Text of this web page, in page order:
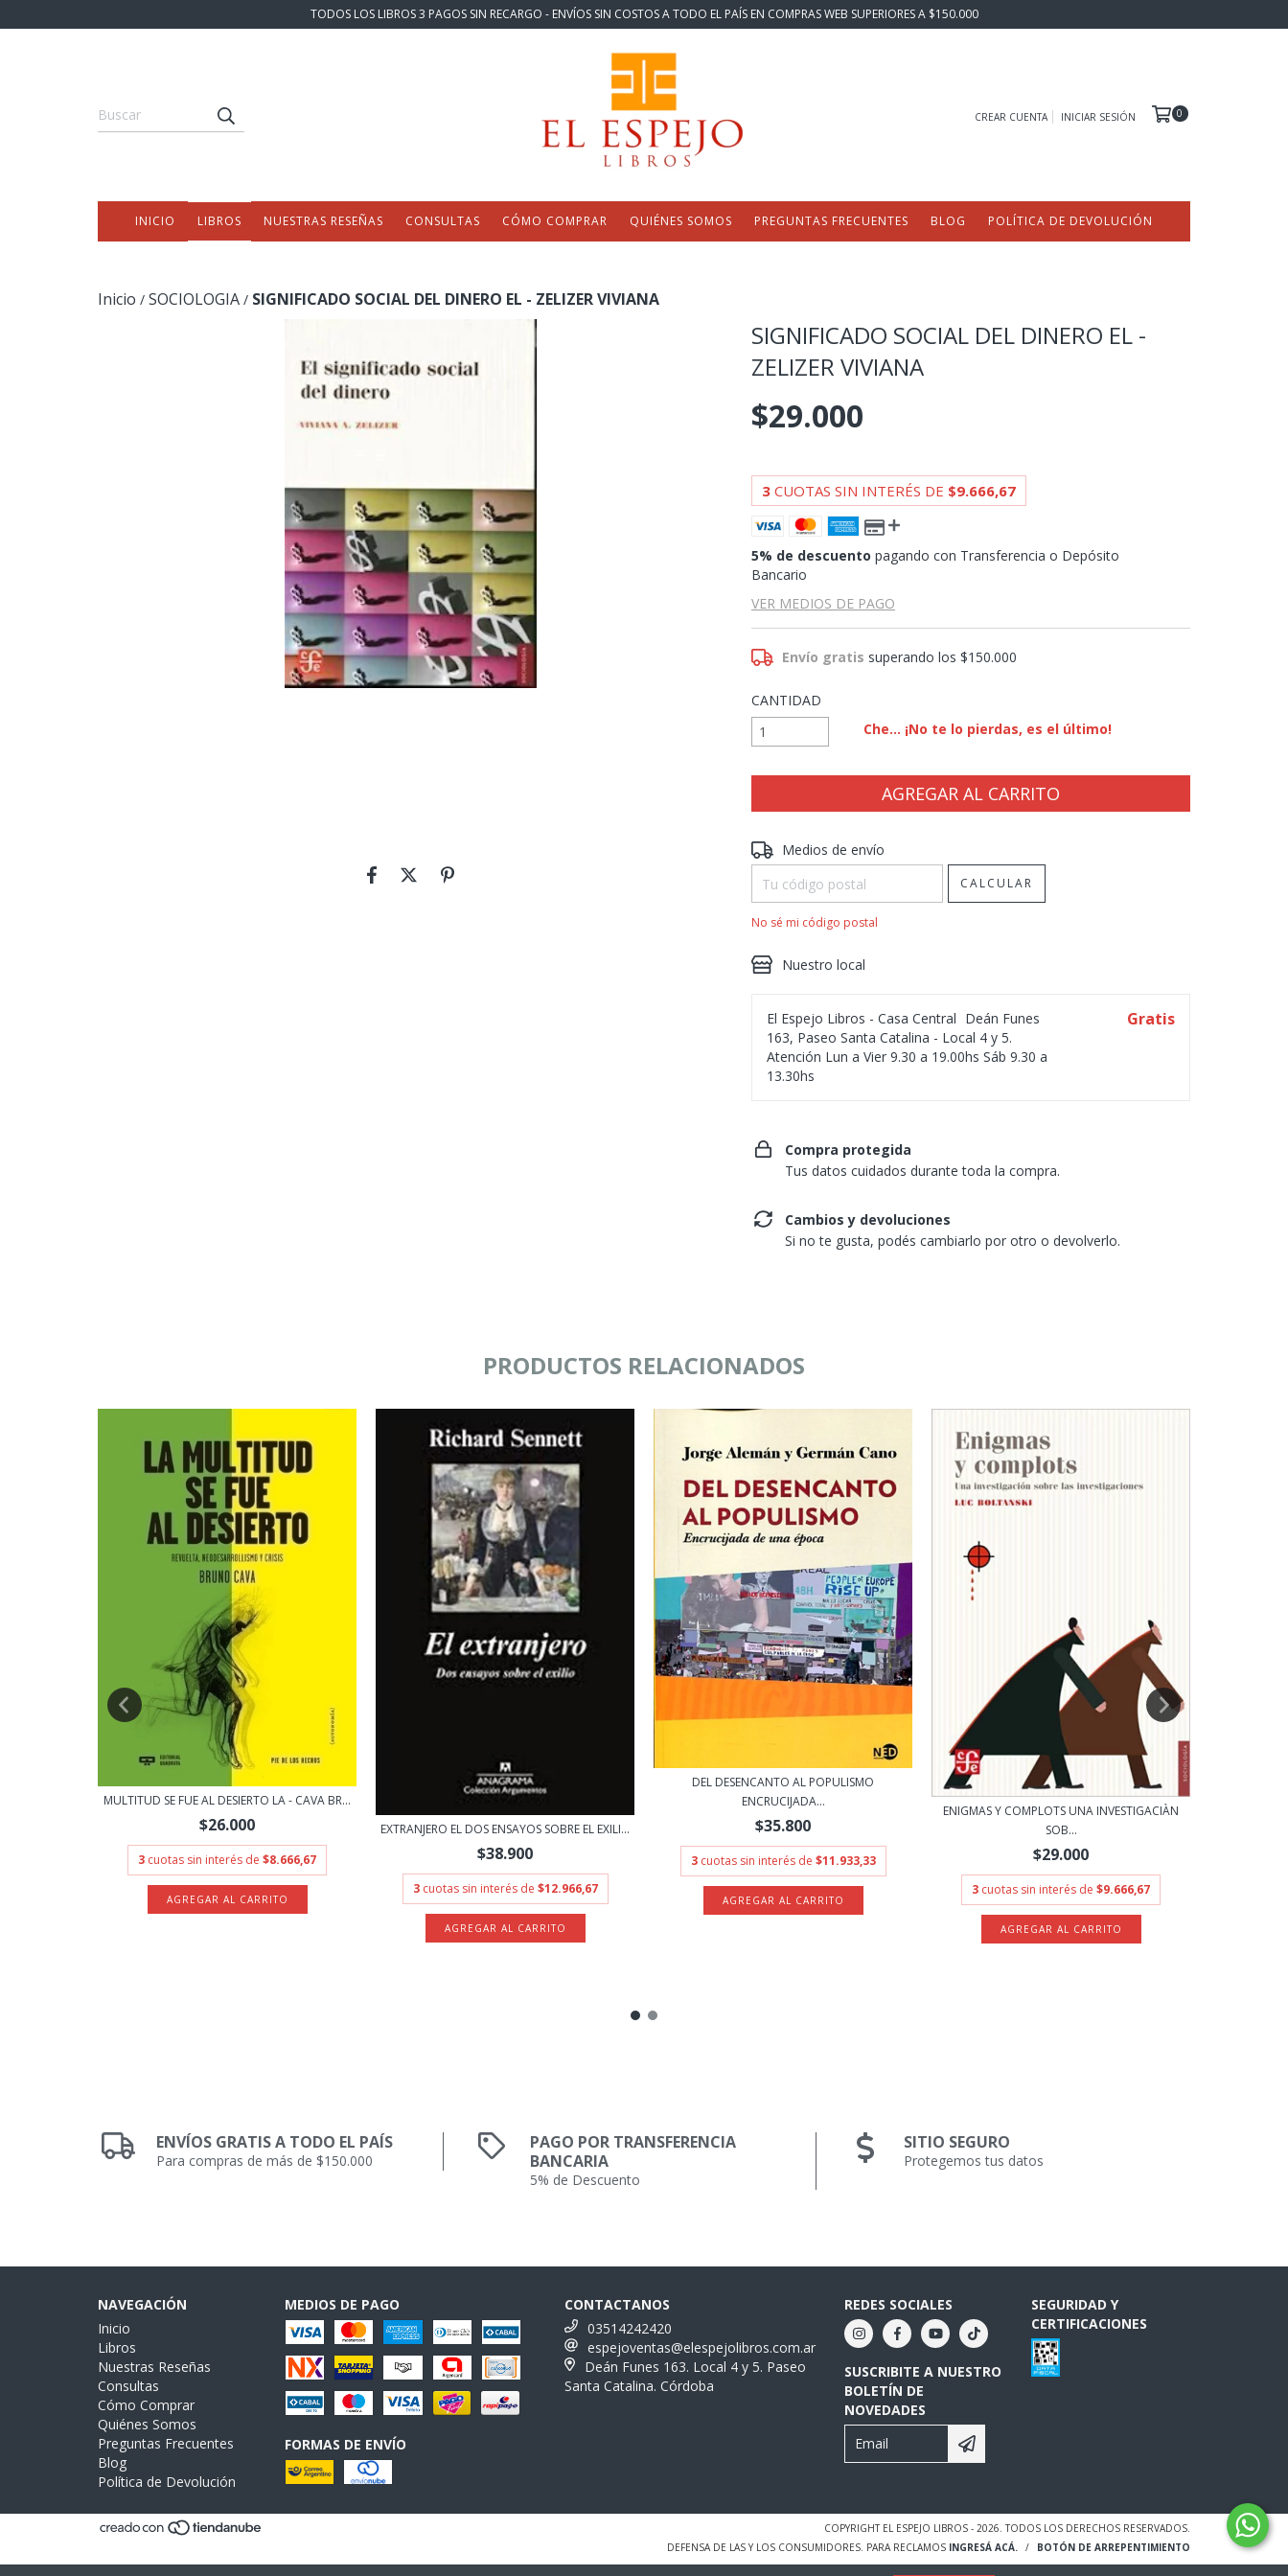
TODOS LOS LIBROS 3 PAGOS SIN RECARGO - ENVÍOS SIN COSTOS A TODO EL PAÍS EN COMPRAS WEB SUPERIORES A $150.000
CREAR CUENTA INICIAR SESIÓN 0
INICIO LIBROS NUESTRAS RESEÑAS CONSULTAS CÓMO COMPRAR QUIÉNES SOMOS PREGUNTAS FRECUENTES BLOG POLÍTICA DE DEVOLUCIÓN
Inicio / SOCIOLOGIA / SIGNIFICADO SOCIAL DEL DINERO EL - ZELIZER VIVIANA
SIGNIFICADO SOCIAL DEL DINERO EL -
ZELIZER VIVIANA
$29.000
3 CUOTAS SIN INTERÉS DE $9.666,67
5% de descuento pagando con Transferencia o Depósito
Bancario
VER MEDIOS DE PAGO
Envío gratis superando los$150.000
CANTIDAD
Che... ¡No te lo pierdas, es el último!
Entregas para el CP:
Medios de envío
CALCULAR
No sé mi código postal
Nuestro local
El Espejo Libros - Casa Central Deán Funes
163, Paseo Santa Catalina - Local 4 y 5.
Atención Lun a Vier 9.30 a 19.00hs Sáb 9.30 a
13.30hs
Gratis
Compra protegida
Tus datos cuidados durante toda la compra.
Cambios y devoluciones
Si no te gusta, podés cambiarlo por otro o devolverlo.
PRODUCTOS RELACIONADOS
MULTITUD SE FUE AL DESIERTO LA - CAVA BR...
$26.000
3 cuotas sin interés de $8.666,67
EXTRANJERO EL DOS ENSAYOS SOBRE EL EXILI...
$38.900
3 cuotas sin interés de $12.966,67
DEL DESENCANTO AL POPULISMO
ENCRUCIJADA...
$35.800
3 cuotas sin interés de $11.933,33
ENIGMAS Y COMPLOTS UNA INVESTIGACIÀN
SOB...
$29.000
3 cuotas sin interés de $9.666,67
ENVÍOS GRATIS A TODO EL PAÍS
Para compras de más de $150.000
PAGO POR TRANSFERENCIA
BANCARIA
5% de Descuento
SITIO SEGURO
Protegemos tus datos
NAVEGACIÓN
Inicio
Libros
Nuestras Reseñas
Consultas
Cómo Comprar
Quiénes Somos
Preguntas Frecuentes
Blog
Política de Devolución
MEDIOS DE PAGO
FORMAS DE ENVÍO
CONTACTANOS
03514242420
espejoventas@elespejolibros.com.ar
Deán Funes 163. Local 4 y 5. Paseo
Santa Catalina. Córdoba
REDES SOCIALES
SUSCRIBITE A NUESTRO
BOLETÍN DE
NOVEDADES
SEGURIDAD Y
CERTIFICACIONES
COPYRIGHT EL ESPEJO LIBROS - 2026. TODOS LOS DERECHOS RESERVADOS.
DEFENSA DE LAS Y LOS CONSUMIDORES. PARA RECLAMOS INGRESÁ ACÁ. / BOTÓN DE ARREPENTIMIENTO